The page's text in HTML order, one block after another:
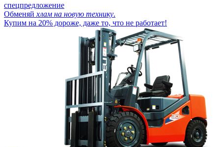
спецпредложение
Обменяй хлам на новую технику.
Купим на 20% дороже, даже то, что не работает!